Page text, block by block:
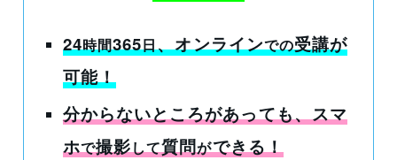
24時間365日、オンラインでの受講が
可能！
分からないところがあっても、スマ
ホで撮影して質問ができる！